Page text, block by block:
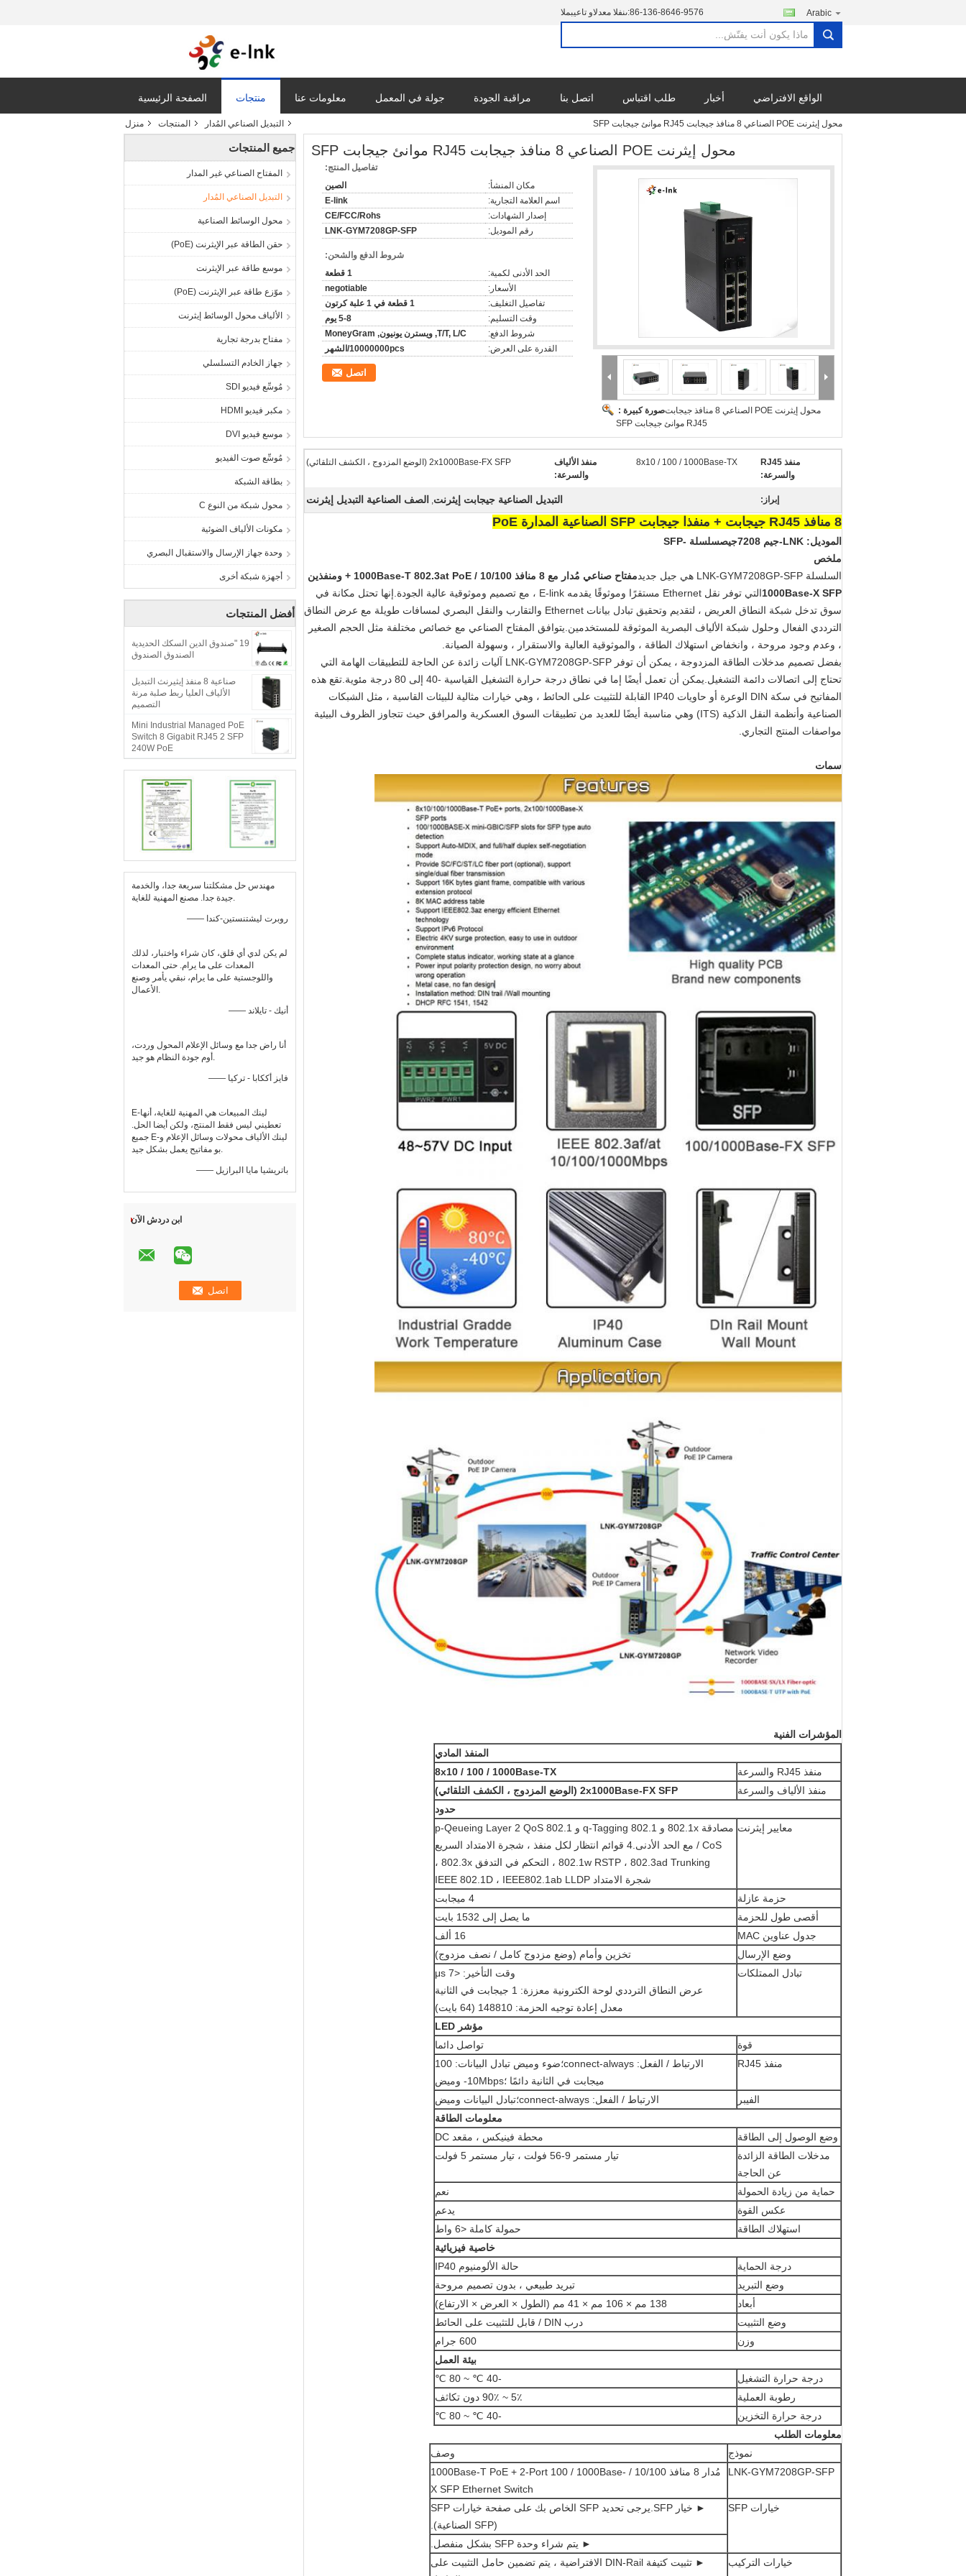
المبيعات والدعم الفنى:86-136-8646-9576 Arabic
search
الصفحة الرئيسية منتجات معلومات عنا جولة في المعمل مراقبة الجودة اتصل بنا طلب اقتباس أخبار الواقع الافتراضي
منزل المنتجات التبديل الصناعي المُدار محول إيثرنت POE الصناعي 8 منافذ جيجابت RJ45 موانئ جيجابت SFP
جميع المنتجات
المفتاح الصناعي غير المدار
التبديل الصناعي المُدار
محول الوسائط الصناعية
حقن الطاقة عبر الإيثرنت (PoE)
موسع طاقة عبر الإيثرنت
موّزع طاقة عبر الإيثرنت (PoE)
الألياف محول الوسائط إيثرنت
مفتاح بدرجة تجارية
جهاز الخادم التسلسلي
مُوسِّع فيديو SDI
مكبر فيديو HDMI
موسع فيديو DVI
مُوسِّع صوت الفيديو
بطاقة الشبكة
محول شبكة من النوع C
مكونات الألياف الضوئية
وحدة جهاز الإرسال والاستقبال البصري
أجهزة شبكة أخرى
أفضل المنتجات
19 "صندوق الدين السكك الحديدية
الصندوق الصندوق
صناعية 8 منفذ إيثيرنث التبديل
الألياف العليا ربط صلبة مرنة
التصميم
Mini Industrial Managed PoE
Switch 8 Gigabit RJ45 2 SFP
240W PoE
مهندس حل مشكلتنا سريعة جدا، والخدمة
جيدة جدا. مصنع المهنية للغاية.
—— روبرت ليشتنستين-كندا
لم يكن لدي أي قلق، كان شراء واختبار، لذلك
المعدات على ما يرام. حتى المعدات
واللوجستية على ما يرام، نبقي يأمر وصنع
الأعمال.
—— أنيك - تايلاند
أنا راض جدا مع وسائل الإعلام المحول وردت،
أوم جودة النظام هو جيد.
—— فايز أككابا - تركيا
E-لينك المبيعات هي المهنية للغاية، أنها
تعطيني ليس فقط المنتج، ولكن أيضا الحل.
جميع E-لينك الألياف محولات وسائل الإعلام و
بو مفاتيح يعمل بشكل جيد.
—— باتريشيا مايا البرازيل
ابن دردش الآن
محول إيثرنت POE الصناعي 8 منافذ جيجابت RJ45 موانئ جيجابت SFP
صورة كبيرة :محول إيثرنت POE الصناعي 8 منافذ جيجابت
RJ45 موانئ جيجابت SFP
تفاصيل المنتج:
مكان المنشأ:
الصين
اسم العلامة التجارية:
E-link
إصدار الشهادات:
CE/FCC/Rohs
رقم الموديل:
LNK-GYM7208GP-SFP
شروط الدفع والشحن:
الحد الأدنى لكمية:
1 قطعة
الأسعار:
negotiable
تفاصيل التغليف:
1 قطعة في 1 علبة كرتون
وقت التسليم:
5-8 يوم
شروط الدفع:
T/T, L/C, ويسترن يونيون, MoneyGram
القدرة على العرض:
10000000pcs/الشهر
اتصل
منفذ RJ45
والسرعة:
8x10 / 100 / 1000Base-TX
منفذ الألياف
والسرعة:
2x1000Base-FX SFP (الوضع المزدوج ، الكشف التلقائي)
إبراز: التبديل الصناعية جيجابت إيثرنت, الصف الصناعية التبديل إيثرنت
8 منافذ RJ45 جيجابت + منفذا جيجابت SFP الصناعية المدارة PoE
الموديل: LNK -جيم 720 8 جيصسلسلة -SFP
ملخص
السلسلة LNK-GYM7208GP-SFP هي جيل جديد
مفتاح صناعي مُدار مع 8 منافذ 10/100 / 1000Base-T 802.3at PoE + ومنفذين
1000Base-X SFP
التي توفر نقل Ethernet مستقرًا وموثوقًا يقدمه E-link ، مع تصميم وموثوقية عالية الجودة.إنها تحتل مكانة في
سوق تدخل شبكة النطاق العريض ، لتقديم وتحقيق تبادل بيانات Ethernet والتقارب والنقل البصري لمسافات طويلة مع عرض النطاق
الترددي الفعال وحلول شبكة الألياف البصرية الموثوقة للمستخدمين.يتوافق المفتاح الصناعي مع خصائص مختلفة مثل الحجم الصغير
، وعدم وجود مروحة ، وانخفاض استهلاك الطاقة ، والموثوقية العالية والاستقرار ، وسهولة الصيانة.
بفضل تصميم مدخلات الطاقة المزدوجة ، يمكن أن توفر LNK-GYM7208GP-SFP آليات زائدة عن الحاجة للتطبيقات الهامة التي
تحتاج إلى اتصالات دائمة التشغيل.يمكن أن تعمل أيضًا إما في نطاق درجة حرارة التشغيل القياسية -40 إلى 80 درجة مئوية.تقع هذه
المفاتيح في سكة DIN الوعرة أو حاويات IP40 القابلة للتثبيت على الحائط ، وهي خيارات مثالية للبيئات القاسية ، مثل الشبكات
الصناعية وأنظمة النقل الذكية (ITS) وهي مناسبة أيضًا للعديد من تطبيقات السوق العسكرية والمرافق حيث تتجاوز الظروف البيئية
مواصفات المنتج التجاري.
سمات
المؤشرات الفنية
المنفذ المادي
منفذ RJ45 والسرعة
8x10 / 100 / 1000Base-TX
منفذ الألياف والسرعة
2x1000Base-FX SFP (الوضع المزدوج ، الكشف التلقائي)
حدود
معايير إيثرنت
مصادقة 802.1x و 802.1 q-Tagging و 802.1 p-Qeueing Layer 2 QoS
/ CoS مع الحد الأدنى.4 قوائم انتظار لكل منفذ ، شجرة الامتداد السريع
802.1w RSTP ، 802.3ad Trunking ، التحكم في التدفق 802.3x ،
شجرة الامتداد IEEE 802.1D ، IEEE802.1ab LLDP
حزمة عازلة
4 ميجابت
أقصى طول للحزمة
ما يصل إلى 1532 بايت
جدول عناوين MAC
16 ألف
وضع الإرسال
تخزين وأمام (وضع مزدوج كامل / نصف مزدوج)
تبادل الممتلكات
وقت التأخير: <7 μs
عرض النطاق الترددي لوحة الكترونية معززة: 1 جيجابت في الثانية
معدل إعادة توجيه الحزمة: 148810 (64 بايت)
مؤشر LED
قوة
تواصل دائما
منفذ RJ45
الارتباط / الفعل: connect-always؛ضوء وميض تبادل البيانات: 100
ميجابت في الثانية دائمًا ؛10Mbps- وميض
الفيبر
الارتباط / الفعل: connect-always؛تبادل البيانات وميض
معلومات الطاقة
وضع الوصول إلى الطاقة
محطة فينيكس ، مقعد DC
مدخلات الطاقة الزائدة
عن الحاجة
تيار مستمر 9-56 فولت ، تيار مستمر 5 فولت
حماية من زيادة الحمولة
نعم
عكس القوة
يدعم
استهلاك الطاقة
حمولة كاملة <6 واط
خاصية فيزيائية
درجة الحماية
حالة الألومنيوم IP40
وضع التبريد
تبريد طبيعي ، بدون تصميم مروحة
أبعاد
138 مم × 106 مم × 41 مم (الطول × العرض × الارتفاع)
وضع التثبيت
درب DIN / قابل للتثبيت على الحائط
وزن
600 جرام
بيئة العمل
درجة حرارة التشغيل
-40 ℃ ~ 80 ℃
رطوبة العملية
5٪ ~ 90٪ دون تكاثف
درجة حرارة التخزين
-40 ℃ ~ 80 ℃
معلومات الطلب
نموذج
وصف
LNK-GYM7208GP-SFP
مُدار 8 منافذ 10/100 / 1000Base-T PoE + 2-Port 100 / 1000Base-
X SFP Ethernet Switch
خيارات SFP
► خيار SFP.يرجى تحديد SFP الخاص بك على صفحة خيارات SFP
(SFP الصناعية).
► يتم شراء وحدة SFP بشكل منفصل.
خيارات التركيب
► تثبيت كتيفة DIN-Rail الافتراضية ، يتم تضمين حامل التثبيت على